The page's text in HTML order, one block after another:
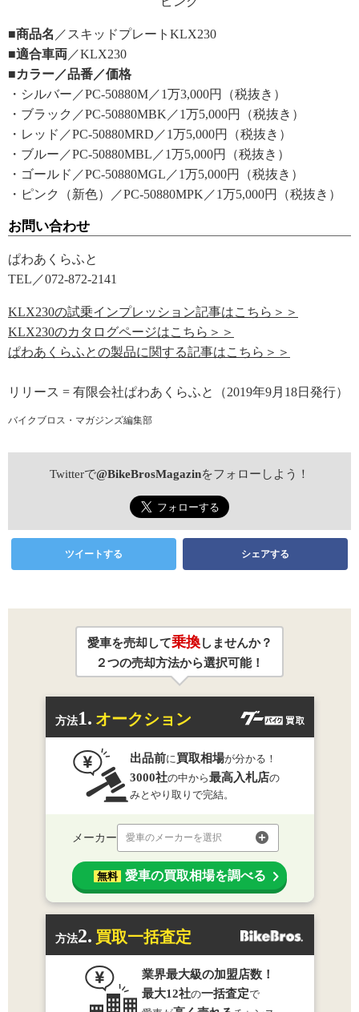
■商品名 ／スキッドプレートKLX230
■適合車両／KLX230
■カラー／品番／価格
・シルバー／PC-50880M／1万3,000円（税抜き）
・ブラック／PC-50880MBK／1万5,000円（税抜き）
・レッド／PC-50880MRD／1万5,000円（税抜き）
・ブルー／PC-50880MBL／1万5,000円（税抜き）
・ゴールド／PC-50880MGL／1万5,000円（税抜き）
・ピンク（新色）／PC-50880MPK／1万5,000円（税抜き）
お問い合わせ
ぱわあくらふと
TEL／072-872-2141
KLX230の試乗インプレッション記事はこちら＞＞
KLX230のカタログページはこちら＞＞
ぱわあくらふとの製品に関する記事はこちら＞＞
リリース = 有限会社ぱわあくらふと（2019年9月18日発行）
バイクブロス・マガジンズ編集部
Twitterで@BikeBrosMagazinをフォローしよう！
ツイートする シェアする
愛車を売却して乗換しませんか？
２つの売却方法から選択可能！
方法1. オークション
出品前に買取相場が分かる！
3000社の中から最高入札店の
みとやり取りで完結。
メーカー 愛車のメーカーを選択
無料 愛車の買取相場を調べる
方法2. 買取一括査定
業界最大級の加盟店数！
最大12社の一括査定で